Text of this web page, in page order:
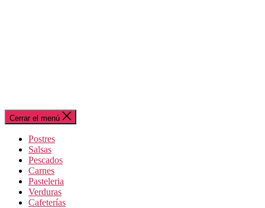
Cerrar el menú
Postres
Salsas
Pescados
Carnes
Pasteleria
Verduras
Cafeterías